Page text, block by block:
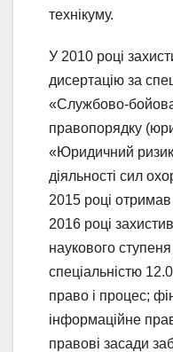
технікуму.
У 2010 році
дисертацію за
«Службово-бойова
правопорядку
«Юридичний
діяльності сил
2015 році
2016 році
наукового
спеціальністю
право і процес;
інформаційне
правові засади